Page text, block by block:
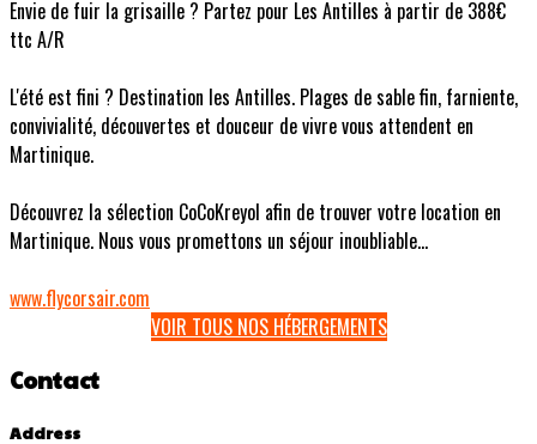
Envie de fuir la grisaille ? Partez pour Les Antilles à partir de 388€
ttc A/R
L'été est fini ? Destination les Antilles. Plages de sable fin, farniente,
convivialité, découvertes et douceur de vivre vous attendent en
Martinique.
Découvrez la sélection CoCoKreyol afin de trouver votre location en
Martinique. Nous vous promettons un séjour inoubliable...
www.flycorsair.com
VOIR TOUS NOS HÉBERGEMENTS
Contact
Address